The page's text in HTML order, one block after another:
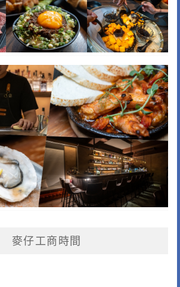
麥仔工商時間